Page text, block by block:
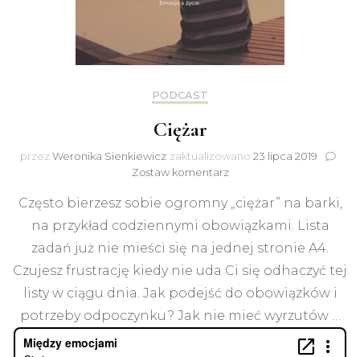
PODCAST
Ciężar
przezWeronika Sienkiewicz zaktualizowano 23 lipca 2019
Zostaw komentarzdo
Często bierzesz sobie ogromny „ciężar” na barki,
na przykład codziennymi obowiązkami. Lista
zadań już nie mieści się na jednej stronie A4.
Czujesz frustrację kiedy nie uda Ci się odhaczyć tej
listy w ciągu dnia. Jak podejść do obowiązków i
potrzeby odpoczynku? Jak nie mieć wyrzutów …